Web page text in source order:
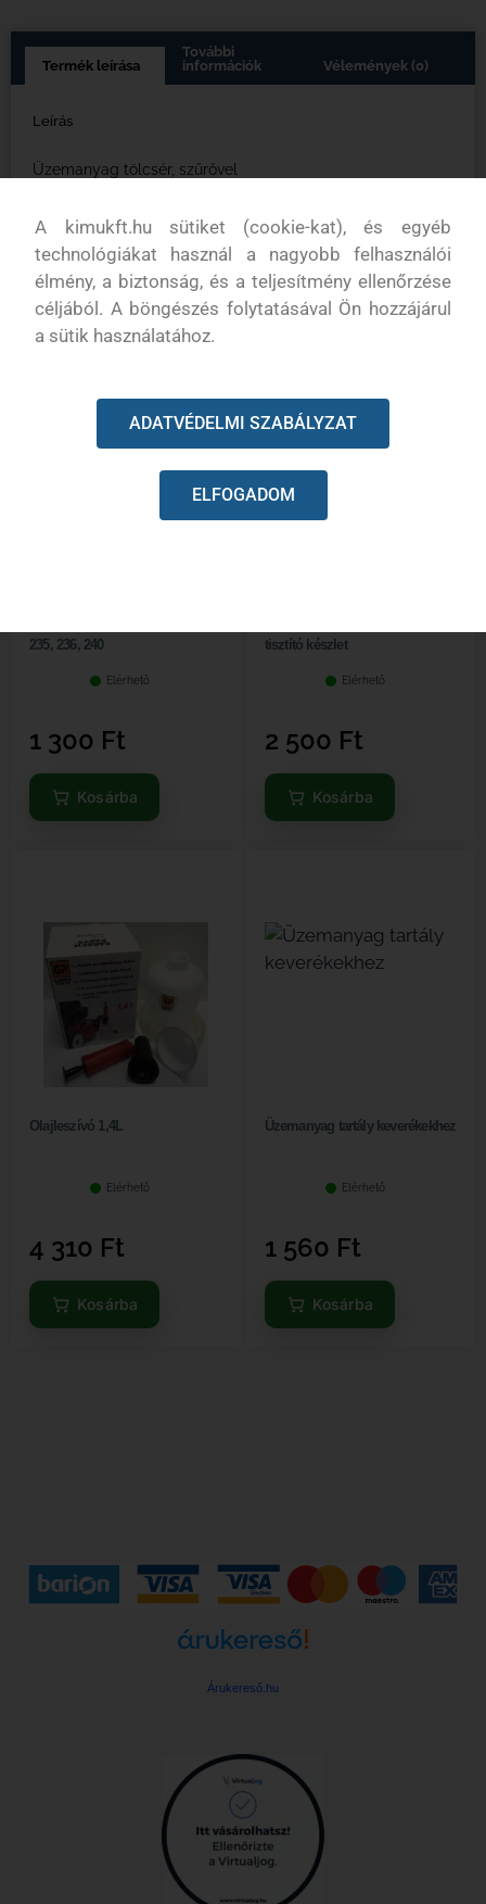
Termék leírása
További
információk
Vélemények (0)
Leírás
Üzemanyag tölcsér, szűrővel
KAPCSOLODÓ TERMÉKEK
235, 236, 240
Elérhető
1 300 Ft
Kosárba
tisztító készlet
Elérhető
2 500 Ft
Kosárba
Olajleszívó 1,4L
Elérhető
4 310 Ft
Kosárba
Üzemanyag tartály keverékekhez
Elérhető
1 560 Ft
Kosárba
Árukereső.hu
A kimukft.hu sütiket (cookie-kat), és egyéb
technológiákat használ a nagyobb felhasználói
élmény, a biztonság, és a teljesítmény ellenőrzése
céljából. A böngészés folytatásával Ön hozzájárul
a sütik használatához.
ADATVÉDELMI SZABÁLYZAT
ELFOGADOM